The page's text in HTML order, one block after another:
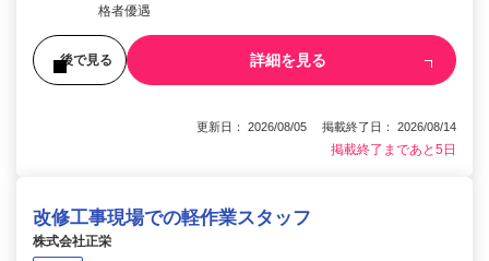
格者優遇
後で見る 詳細を見る
更新日： 2026/08/05 掲載終了日： 2026/08/14
掲載終了まであと5日
改修工事現場での軽作業スタッフ
株式会社正栄